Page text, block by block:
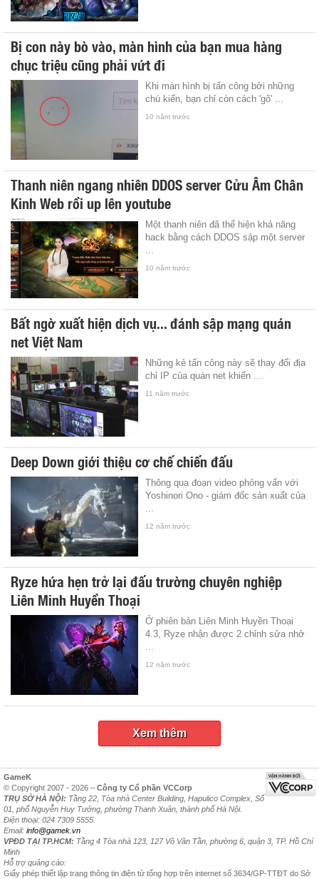
Bị con này bò vào, màn hình của bạn mua hàng
chục triệu cũng phải vứt đi
Khi màn hình bị tấn công bởi những
chú kiến, bạn chỉ còn cách 'gõ' ...
10 năm trước
Thanh niên ngang nhiên DDOS server Cửu Âm Chân
Kinh Web rồi up lên youtube
Một thanh niên đã thể hiện khả năng
hack bằng cách DDOS sập một server
10 năm trước
Bất ngờ xuất hiện dịch vụ... đánh sập mạng quán
net Việt Nam
Những kẻ tấn công này sẽ thay đổi địa
chỉ IP của quán net khiến ...
11 năm trước
Deep Down giới thiệu cơ chế chiến đấu
Thông qua đoạn video phỏng vấn với
Yoshinori Ono - giám đốc sản xuất của
12 năm trước
Ryze hứa hẹn trở lại đấu trường chuyên nghiệp
Liên Minh Huyền Thoại
Ở phiên bản Liên Minh Huyền Thoại
4.3, Ryze nhận được 2 chỉnh sửa nhở
12 năm trước
Xem thêm
GameK
© Copyright 2007 - 2026 – Công ty Cổ phần VCCorp
TRỤ SỞ HÀ NỘI: Tầng 22, Tòa nhà Center Building, Hapulico Complex, Số
01, phố Nguyễn Huy Tưởng, phường Thanh Xuân, thành phố Hà Nội.
Điện thoại: 024 7309 5555.
Email: info@gamek.vn
VPĐD TẠI TP.HCM: Tầng 4 Tòa nhà 123, 127 Võ Văn Tần, phường 6, quận 3, TP. Hồ Chí
Minh
Hỗ trợ quảng cáo:
Giấy phép thiết lập trang thông tin điện tử tổng hợp trên internet số 3634/GP-TTĐT do Sở